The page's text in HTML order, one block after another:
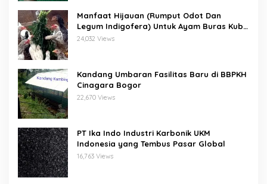
Manfaat Hijauan (Rumput Odot Dan
Legum Indigofera) Untuk Ayam Buras Kub
Dan Sensi
24,032 Views
Kandang Umbaran Fasilitas Baru di BBPKH
Cinagara Bogor
22,670 Views
PT Ika Indo Industri Karbonik UKM
Indonesia yang Tembus Pasar Global
16,763 Views